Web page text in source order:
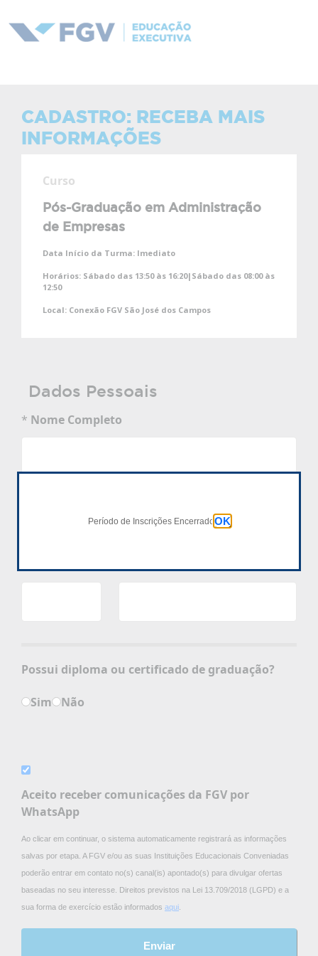
CADASTRO: RECEBA MAIS
INFORMAÇÕES
Curso
Pós-Graduação em Administração
de Empresas
Data Início da Turma: Imediato
Horários: Sábado das 13:50 às 16:20|Sábado das 08:00 às
12:50
Local: Conexão FGV São José dos Campos
Dados Pessoais
* Nome Completo
Possui diploma ou certificado de graduação?
Sim Não
Aceito receber comunicações da FGV por
WhatsApp
Ao clicar em continuar, o sistema automaticamente registrará as informações
salvas por etapa. A FGV e/ou as suas Instituições Educacionais Conveniadas
poderão entrar em contato no(s) canal(is) apontado(s) para divulgar ofertas
baseadas no seu interesse. Direitos previstos na Lei 13.709/2018 (LGPD) e a
sua forma de exercício estão informados aqui
Enviar
Período de Inscrições Encerrado OK